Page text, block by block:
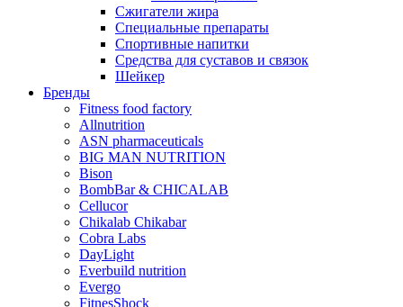
Сжигатели жира
Специальные препараты
Спортивные напитки
Средства для суставов и связок
Шейкер
Бренды
Fitness food factory
Allnutrition
ASN pharmaceuticals
BIG MAN NUTRITION
Bison
BombBar & CHICALAB
Cellucor
Chikalab Chikabar
Cobra Labs
DayLight
Everbuild nutrition
Evergo
FitnesShock